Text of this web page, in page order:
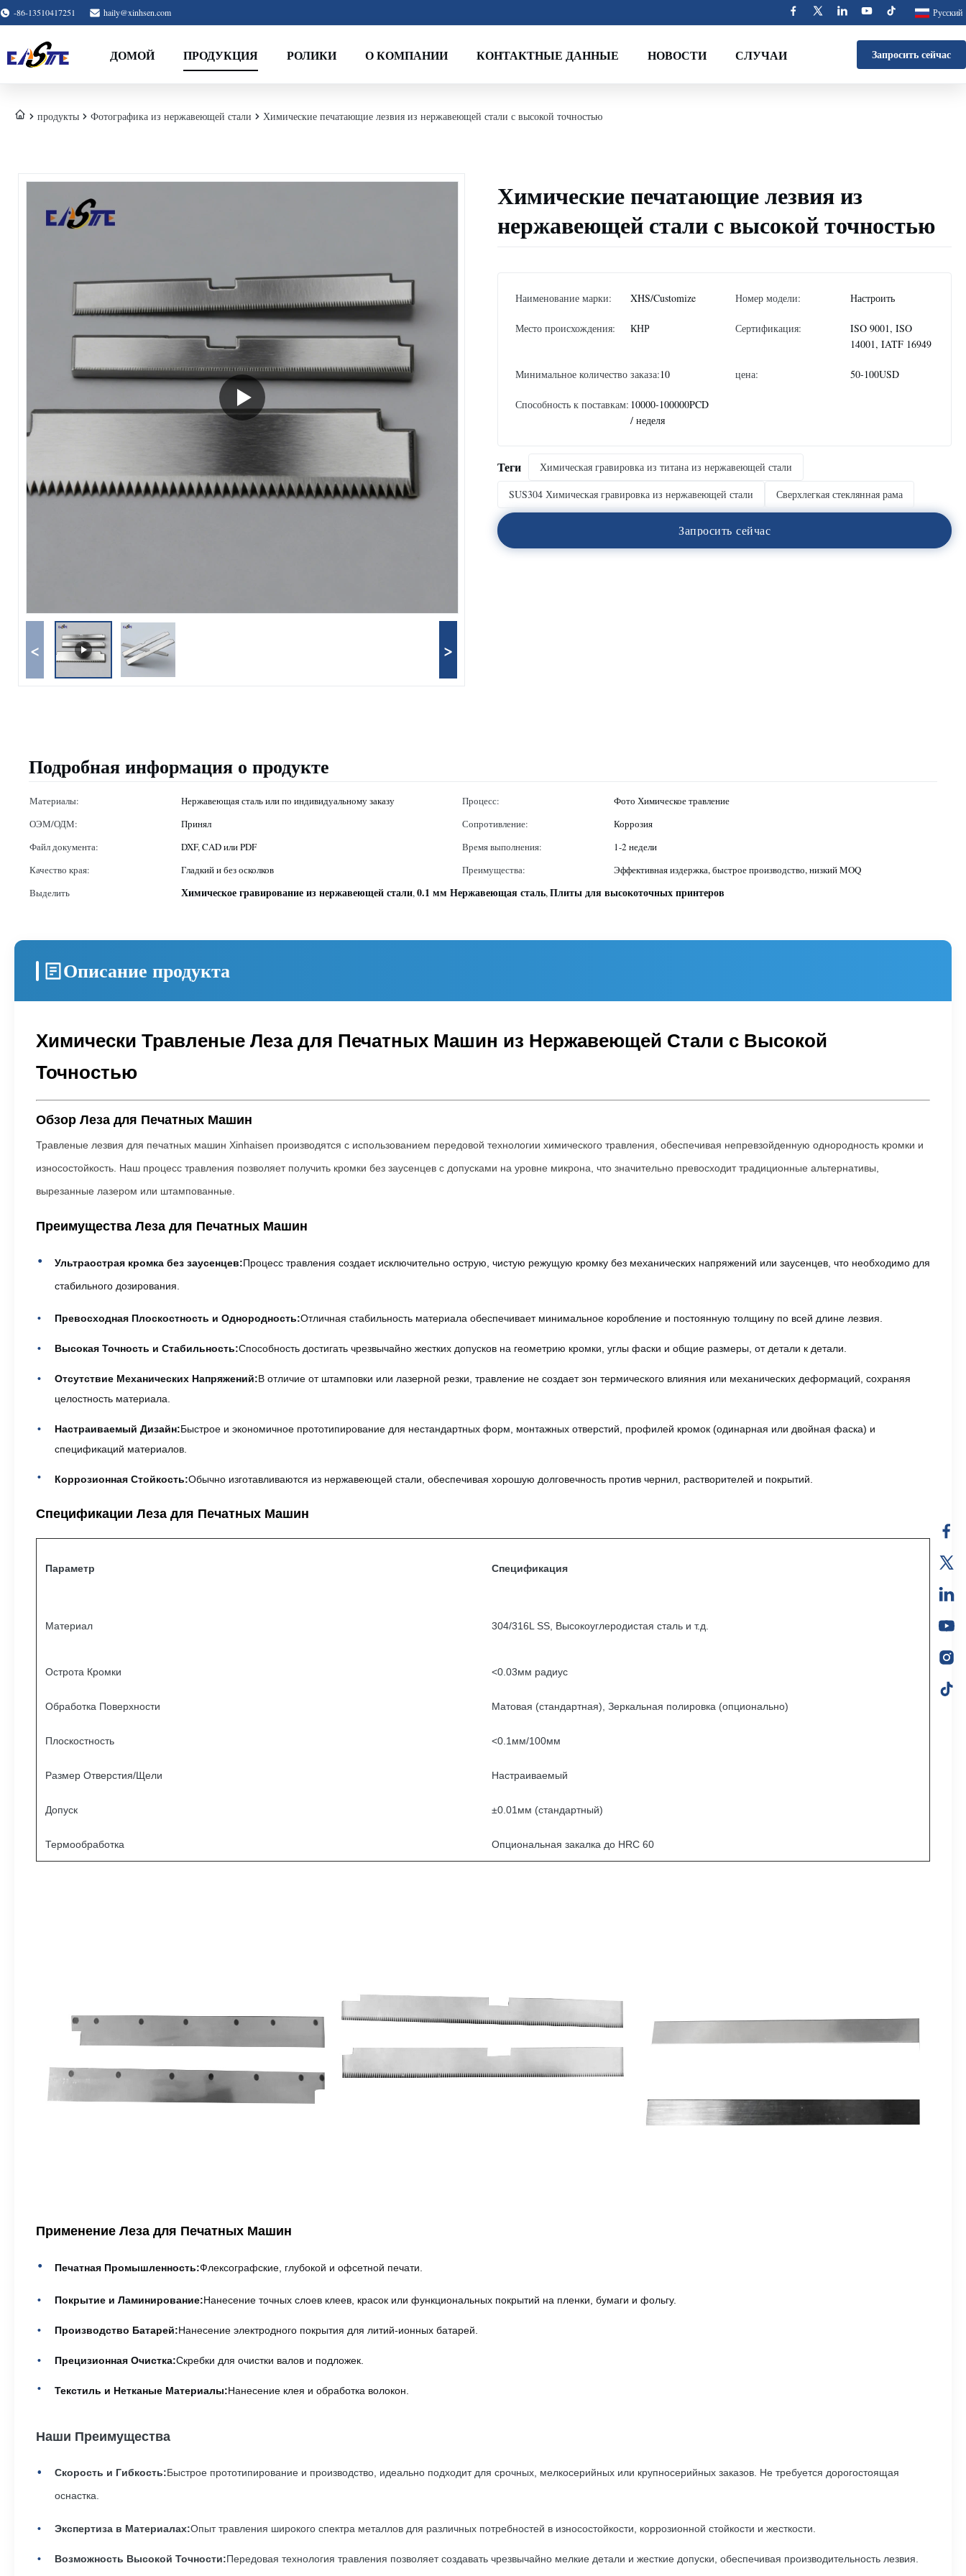
-86-13510417251 haily@xinhsen.com Русский
ДОМОЙ ПРОДУКЦИЯ РОЛИКИ О КОМПАНИИ КОНТАКТНЫЕ ДАННЫЕ НОВОСТИ СЛУЧАИ Запросить сейчас
продукты Фотографика из нержавеющей стали Химические печатающие лезвия из нержавеющей стали с высокой точностью
< >
Химические печатающие лезвия из
нержавеющей стали с высокой точностью
Наименование марки: XHS/Customize Номер модели: Настроить
Место происхождения: КНР Сертификация:
ISO 9001, ISO
14001, IATF 16949
Минимальное количество заказа:10 цена: 50-100USD
Способность к поставкам: 10000-100000PCD
/ неделя
Теги
Химическая гравировка из титана из нержавеющей стали
SUS304 Химическая гравировка из нержавеющей стали
Сверхлегкая стеклянная рама
Запросить сейчас
Подробная информация о продукте
Материалы: Нержавеющая сталь или по индивидуальному заказу Процесс:
Фото Химическое травление
ОЭМ/ОДМ:
Принял Сопротивление:
Коррозия
Файл документа:
DXF, CAD или PDF Время выполнения:
1-2 недели
Качество края:
Гладкий и без осколков Преимущества:
Эффективная издержка, быстрое производство, низкий MOQ
Выделить
Химическое гравирование из нержавеющей стали,0.1 мм Нержавеющая сталь,Плиты для высокоточных принтеров
Описание продукта
Химически Травленые Леза для Печатных Машин из Нержавеющей Стали с Высокой
Точностью
Обзор Леза для Печатных Машин
Травленые лезвия для печатных машин Xinhaisen производятся с использованием передовой технологии химического травления, обеспечивая непревзойденную однородность кромки и
износостойкость. Наш процесс травления позволяет получить кромки без заусенцев с допусками на уровне микрона, что значительно превосходит традиционные альтернативы,
вырезанные лазером или штампованные.
Преимущества Леза для Печатных Машин
Ультраострая кромка без заусенцев:Процесс травления создает исключительно острую, чистую режущую кромку без механических напряжений или заусенцев, что необходимо для
стабильного дозирования.
Превосходная Плоскостность и Однородность:Отличная стабильность материала обеспечивает минимальное коробление и постоянную толщину по всей длине лезвия.
Высокая Точность и Стабильность:Способность достигать чрезвычайно жестких допусков на геометрию кромки, углы фаски и общие размеры, от детали к детали.
Отсутствие Механических Напряжений:В отличие от штамповки или лазерной резки, травление не создает зон термического влияния или механических деформаций, сохраняя
целостность материала.
Настраиваемый Дизайн:Быстрое и экономичное прототипирование для нестандартных форм, монтажных отверстий, профилей кромок (одинарная или двойная фаска) и
спецификаций материалов.
Коррозионная Стойкость:Обычно изготавливаются из нержавеющей стали, обеспечивая хорошую долговечность против чернил, растворителей и покрытий.
Спецификации Леза для Печатных Машин
Параметр Спецификация
Материал 304/316L SS, Высокоуглеродистая сталь и т.д.
Острота Кромки <0.03мм радиус
Обработка Поверхности Матовая (стандартная), Зеркальная полировка (опционально)
Плоскостность <0.1мм/100мм
Размер Отверстия/Щели Настраиваемый
Допуск ±0.01мм (стандартный)
Термообработка Опциональная закалка до HRC 60
Применение Леза для Печатных Машин
Печатная Промышленность:Флексографские, глубокой и офсетной печати.
Покрытие и Ламинирование:Нанесение точных слоев клеев, красок или функциональных покрытий на пленки, бумаги и фольгу.
Производство Батарей:Нанесение электродного покрытия для литий-ионных батарей.
Прецизионная Очистка:Скребки для очистки валов и подложек.
Текстиль и Нетканые Материалы:Нанесение клея и обработка волокон.
Наши Преимущества
Скорость и Гибкость:Быстрое прототипирование и производство, идеально подходит для срочных, мелкосерийных или крупносерийных заказов. Не требуется дорогостоящая
оснастка.
Экспертиза в Материалах:Опыт травления широкого спектра металлов для различных потребностей в износостойкости, коррозионной стойкости и жесткости.
Возможность Высокой Точности:Передовая технология травления позволяет создавать чрезвычайно мелкие детали и жесткие допуски, обеспечивая производительность лезвия.